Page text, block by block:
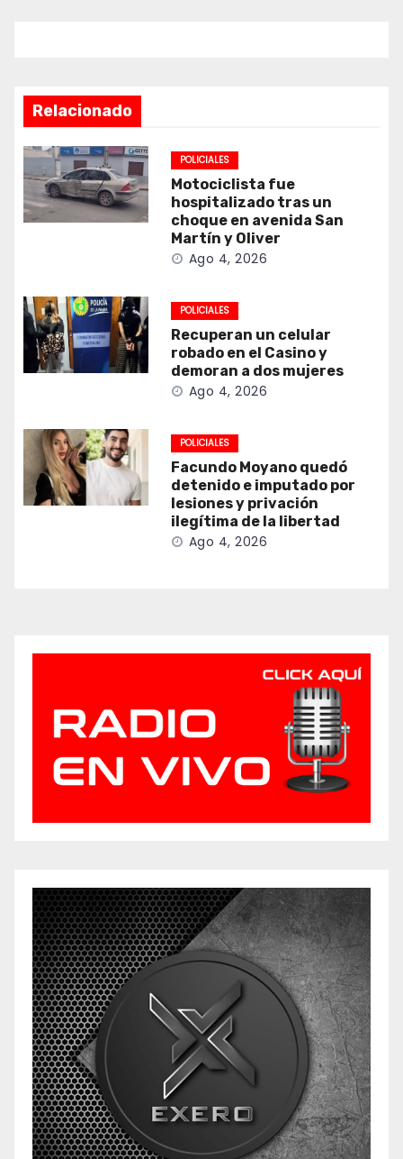
Relacionado
POLICIALES
Motociclista fue
hospitalizado tras un
choque en avenida San
Martín y Oliver
Ago 4, 2026
POLICIALES
Recuperan un celular
robado en el Casino y
demoran a dos mujeres
Ago 4, 2026
POLICIALES
Facundo Moyano quedó
detenido e imputado por
lesiones y privación
ilegítima de la libertad
Ago 4, 2026